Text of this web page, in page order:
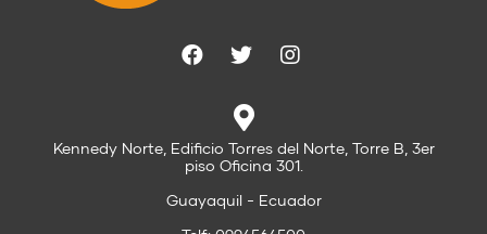
Kennedy Norte, Edificio Torres del Norte, Torre B, 3er
piso Oficina 301.
Guayaquil - Ecuador